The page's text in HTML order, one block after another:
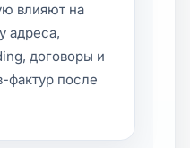
влияют на
адреса,
договоры и
фактур после